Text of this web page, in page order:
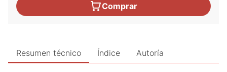
Comprar
Resumen técnico Índice Autoría